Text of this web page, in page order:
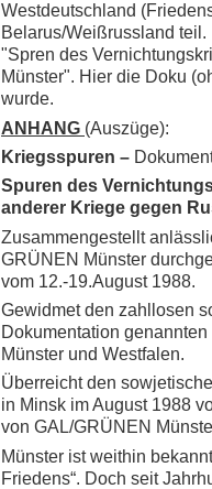
Westdeutschland
Belarus/Weißrussland
"Spren des
Münster". Hier die Doku
wurde.
ANHANG (Auszüge):
Kriegsspuren –
Spuren des
anderer Kriege gegen
Zusammengestellt
GRÜNEN Münster
vom 12.-19.August 1988.
Gewidmet den zahllosen
Dokumentation
Münster und Westfalen.
Überreicht den
in Minsk im August 1988
von GAL/GRÜNEN
Münster ist weithin
Friedens“. Doch seit